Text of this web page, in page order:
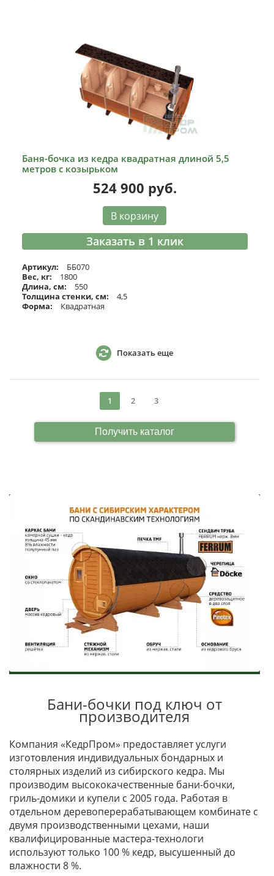
Баня-бочка из кедра квадратная длиной 5,5
метров с козырьком
524 900 руб.
В корзину
Заказать в 1 клик
Артикул:
ББ070
Вес, кг:
1800
Длина, см:
550
Толщина стенки, см:
4,5
Форма:
Квадратная
Показать еще
1 2 3
Получить каталог
Бани-бочки под ключ от
производителя
Компания «КедрПром» предоставляет услуги
изготовления индивидуальных бондарных и
столярных изделий из сибирского кедра. Мы
производим высококачественные бани-бочки,
гриль-домики и купели с 2005 года. Работая в
отдельном деревоперерабатывающем комбинате с
двумя производственными цехами, наши
квалифицированные мастера-технологи
используют только 100 % кедр, высушенный до
влажности 8 %.